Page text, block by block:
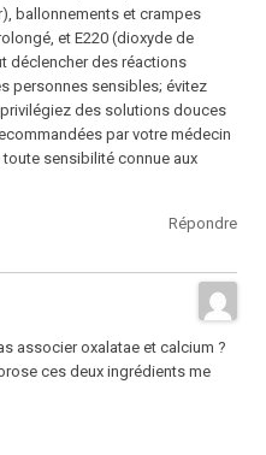
ballonnements et crampes
et E220 (dioxyde de
déclencher des réactions
personnes sensibles; évitez
des solutions douces
par votre médecin
sensibilité connue aux
Répondre
associer oxalatae et calcium ?
ces deux ingrédients me